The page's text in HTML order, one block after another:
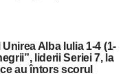
Alba Iulia 1-4 (1-
liderii Seriei 7, la
au întors scorul